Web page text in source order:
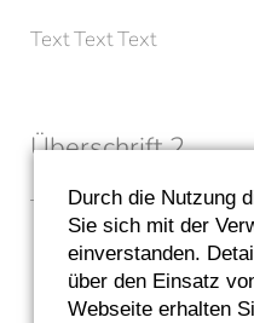
Text Text Text
Überschrift 2
Text Text Text
Durch die Nutzung
Sie sich mit der
einverstanden.
über den Einsatz
Webseite erhalten